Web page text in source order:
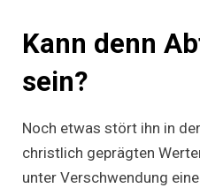
Kann denn
sein?
Noch etwas stört ihn in
christlich geprägten
unter Verschwendung